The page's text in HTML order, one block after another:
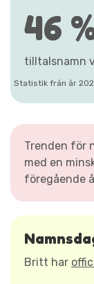
46
tilltalsnamn
Statistik från år
Trenden för
med en
föregående
Britt har